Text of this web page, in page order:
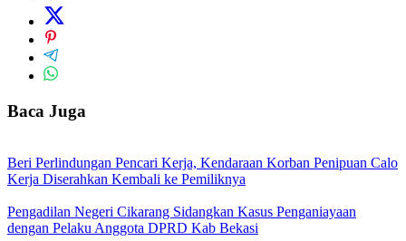
Baca Juga
Beri Perlindungan Pencari Kerja, Kendaraan Korban Penipuan Calo
Kerja Diserahkan Kembali ke Pemiliknya
Pengadilan Negeri Cikarang Sidangkan Kasus Penganiayaan
dengan Pelaku Anggota DPRD Kab Bekasi